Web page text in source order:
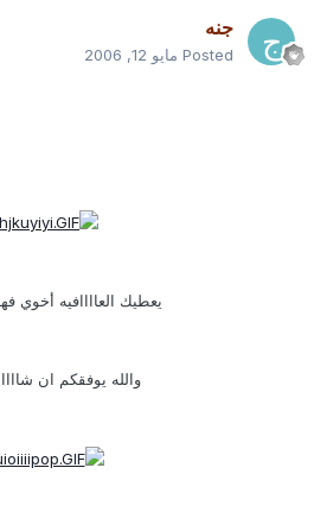
جنه
Posted مايو 12, 2006
يعطيك العاااافيه أخوي
والله يوفقكم ان